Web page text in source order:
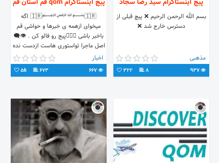
بسم الله الرحمن الرحیم ❌ پیچ قبلی از
دسترس خارج شد ❌
مذهبی
8
322
🇮🇷﷽🇮🇷 اگه
میخوای ازهمه ی خبرها و حواشی قم
باخبر باشی 👇🏻😉پیج رو فالو کن . 👁️‍🗨️
اصل ماجرا تواستوری هاست ازدست نده
😉
اخبار
673
5k